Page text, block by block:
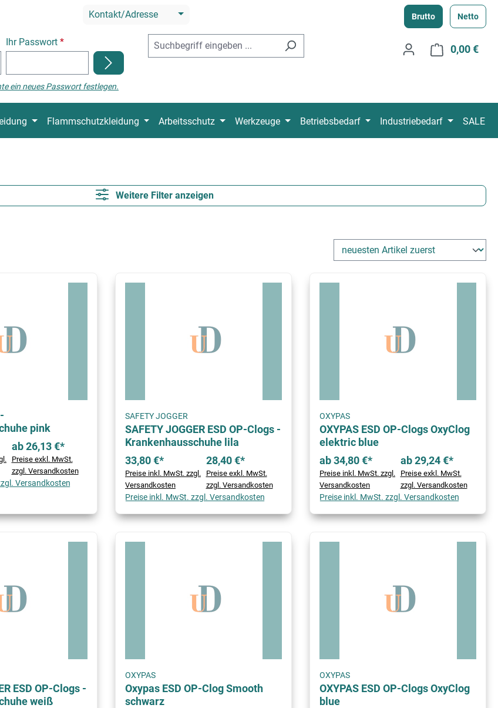
Kontakt/Adresse
Ihr Passwort*
ein neues Passwort festlegen.
Brutto Netto
0,00 €
Flammschutzkleidung Arbeitsschutz Werkzeuge Betriebsbedarf Industriebedarf SALE
Weitere Filter anzeigen
pink
ab 26,13 €*
Preise exkl. MwSt.
zzgl. Versandkosten
Versandkosten
SAFETY JOGGER
SAFETY JOGGER ESD OP-Clogs -
Krankenhausschuhe lila
33,80 €*
Preise inkl. MwSt. zzgl.
Versandkosten
28,40 €*
Preise exkl. MwSt.
zzgl. Versandkosten
Preise inkl. MwSt. zzgl. Versandkosten
OXYPAS
OXYPAS ESD OP-Clogs OxyClog
elektric blue
ab 34,80 €*
Preise inkl. MwSt. zzgl.
Versandkosten
ab 29,24 €*
Preise exkl. MwSt.
zzgl. Versandkosten
Preise inkl. MwSt. zzgl. Versandkosten
ESD OP-Clogs -
weiß
OXYPAS
Oxypas ESD OP-Clog Smooth
schwarz
OXYPAS
OXYPAS ESD OP-Clogs OxyClog
blue